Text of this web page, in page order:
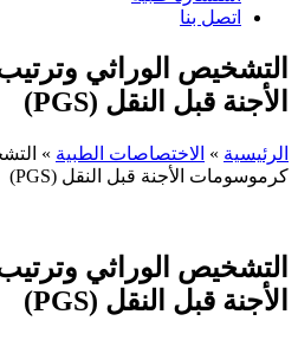
اتصل بنا
التشخيص الوراثي
الأجنة قبل النقل (PGS)
الرئيسية » الاختصاصات الطبية »
كرموسومات الأجنة قبل النقل (PGS)
التشخيص الوراثي
الأجنة قبل النقل (PGS)